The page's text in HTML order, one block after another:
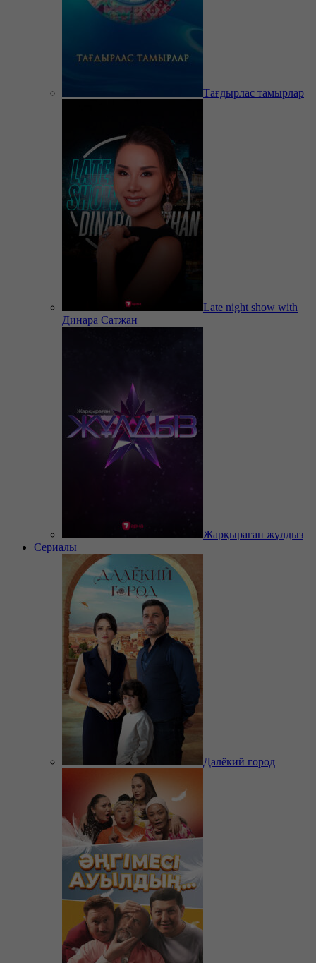
Тағдырлас тамырлар
Late night show with
Динара Сатжан
Жарқыраған жұлдыз
Сериалы
Далёкий город